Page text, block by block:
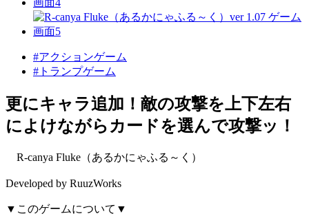
#アクションゲーム
#トランプゲーム
更にキャラ追加！敵の攻撃を上下左右
によけながらカードを選んで攻撃ッ！
R-canya Fluke（あるかにゃふる～く）
Developed by RuuzWorks
▼このゲームについて▼